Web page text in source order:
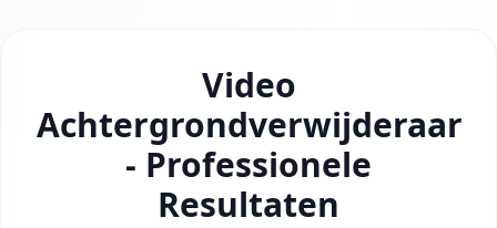
Video
Achtergrondverwijderaar
- Professionele
Resultaten